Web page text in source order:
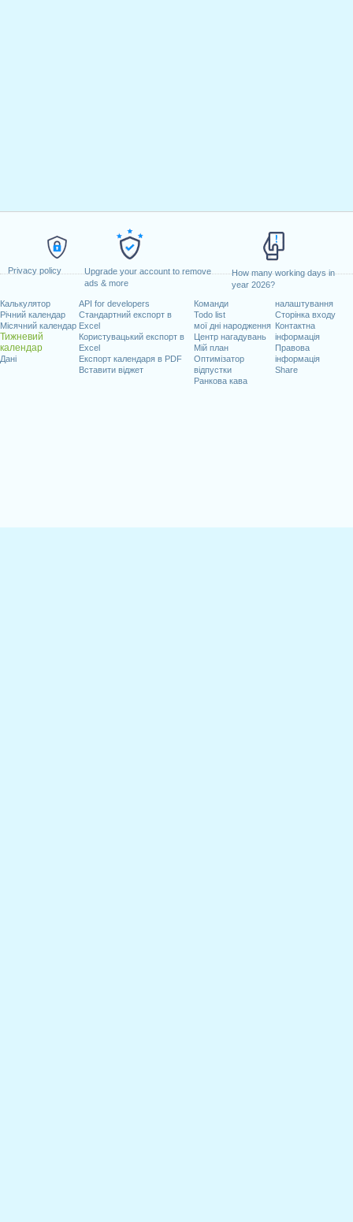
Privacy policy
Upgrade your account to remove
ads & more
How many working days in
year 2026?
Калькулятор
Річний календар
Місячний календар
Тижневий
календар
Дані
API for developers
Стандартний експорт в
Excel
Користувацький експорт в
Excel
Експорт календаря в PDF
Вставити віджет
Команди
Todo list
мої дні народження
Центр нагадувань
Мій план
Оптимізатор
відпустки
Ранкова кава
налаштування
Сторінка входу
Контактна
інформація
Правова
інформація
Share